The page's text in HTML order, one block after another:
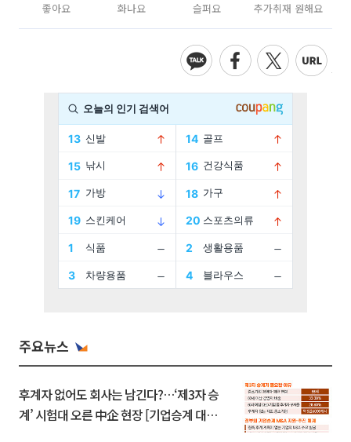
좋아요 화나요 슬퍼요 추가취재 원해요
주요뉴스
후계자 없어도 회사는 남긴다?…‘제3자 승
계’ 시험대 오른 中企 현장 [기업승계 대전